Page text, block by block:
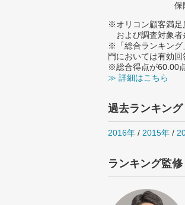
保
※オリコン顧客満足
および調査対象者
※「総合ランキング
門においては有効
※総合得点が60.00
≫ 詳細はこちら
過去ランキング
2016年 / 2015年 /
ランキング監修